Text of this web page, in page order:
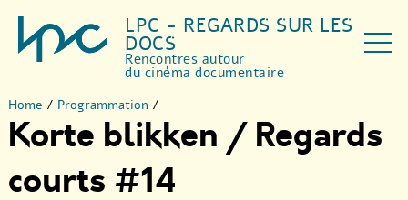
LPC - REGARDS SUR LES
DOCS
Rencontres autour
du cinéma documentaire
Home / Programmation /
Korte blikken / Regards
courts #14